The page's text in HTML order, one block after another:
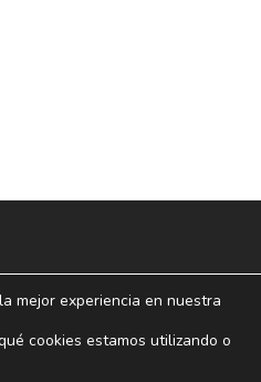
mejor experiencia en nuestra
cookies estamos utilizando o